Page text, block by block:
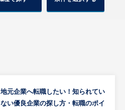
地元企業へ転職したい！知られてい
ない優良企業の探し方・転職のポイ